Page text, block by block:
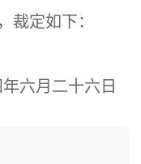
裁定如下：
月二十六日